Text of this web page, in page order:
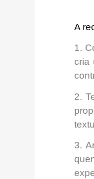
A
1.
cria
2.
3.